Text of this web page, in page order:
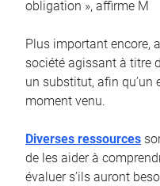
obligation », affirme M
Plus important encore,
société agissant à titre
un substitut, afin qu’un
moment venu.
Diverses ressources
de les aider à
évaluer s’ils auront